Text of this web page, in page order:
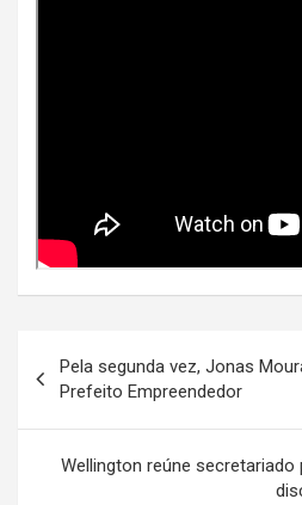
de
Post
Pela segunda vez, Jonas
Prefeito Empreendedor
Wellington reúne